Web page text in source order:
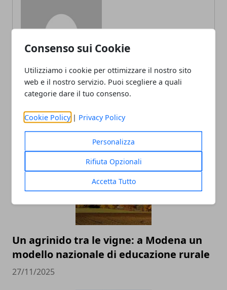
Consenso sui Cookie
Utilizziamo i cookie per ottimizzare il nostro sito
web e il nostro servizio. Puoi scegliere a quali
categorie dare il tuo consenso.
Cookie Policy | Privacy Policy
Personalizza
Rifiuta Opzionali
Accetta Tutto
ARTICOLI CORRELATI
Un agrinido tra le vigne: a Modena un
modello nazionale di educazione rurale
27/11/2025